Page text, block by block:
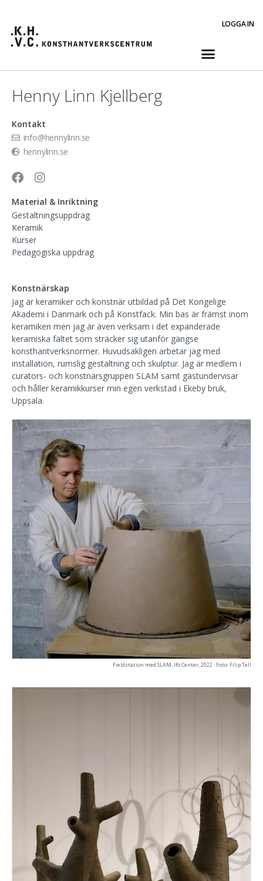
LOGGA IN
Henny Linn Kjellberg
Kontakt
info@hennylinn.se
hennylinn.se
Material & Inriktning
Gestaltningsuppdrag
Keramik
Kurser
Pedagogiska uppdrag
Konstnärskap
Jag är keramiker och konstnär utbildad på Det Kongelige
Akademi i Danmark och på Konstfack. Min bas är främst inom
keramiken men jag är även verksam i det expanderade
keramiska fältet som sträcker sig utanför gängse
konsthantverksnormer. Huvudsakligen arbetar jag med
installation, rumslig gestaltning och skulptur. Jag är medlem i
curators- och konstnärsgruppen SLAM samt gästundervisar
och håller keramikkurser min egen verkstad i Ekeby bruk,
Uppsala.
Fieldstation med SLAM, Ifö Center, 2022 · Foto: Filip Tell